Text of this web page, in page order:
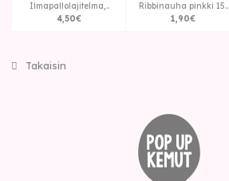
Ilmapallolajitelma,..
4,50€
Ribbinauha pinkki 15..
1,90€
Takaisin